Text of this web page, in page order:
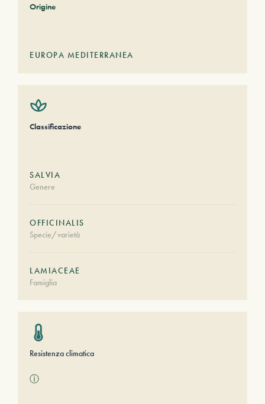
Origine
EUROPA MEDITERRANEA
Classificazione
SALVIA
Genere
OFFICINALIS
Specie/varietà
LAMIACEAE
Famiglia
Resistenza climatica
ⓘ